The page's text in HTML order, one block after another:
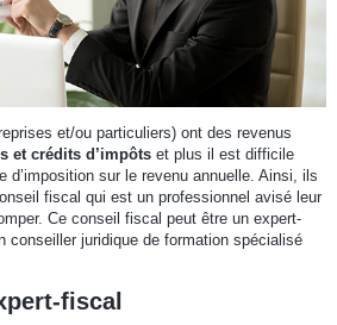
et/ou particuliers) ont des revenus
et crédits d’impôtset plus il est difficile
d’imposition sur le revenu annuelle. Ainsi, ils
fiscal qui est un professionnel avisé leur
Ce conseil fiscal peut être un expert-
conseiller juridique de formation spécialisé
fiscal